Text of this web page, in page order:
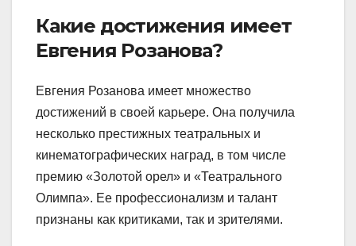
Какие достижения имеет
Евгения Розанова?
Евгения Розанова имеет множество
достижений в своей карьере. Она получила
несколько престижных театральных и
кинематографических наград, в том числе
премию «Золотой орел» и «Театрального
Олимпа». Ее профессионализм и талант
признаны как критиками, так и зрителями.